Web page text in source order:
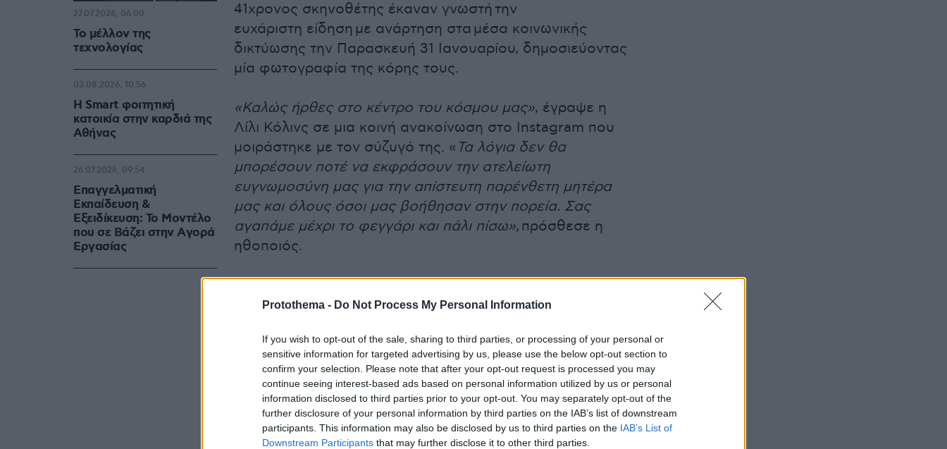
Protothema - Do Not Process My Personal Information
If you wish to opt-out of the sale, sharing to third parties, or processing of your personal or
sensitive information for targeted advertising by us, please use the below opt-out section to
confirm your selection. Please note that after your opt-out request is processed you may
continue seeing interest-based ads based on personal information utilized by us or personal
information disclosed to third parties prior to your opt-out. You may separately opt-out of the
further disclosure of your personal information by third parties on the IAB’s list of downstream
participants. This information may also be disclosed by us to third parties on the IAB’s List of
Downstream Participants that may further disclose it to other third parties.
41χρονος σκηνοθέτης έκαναν γνωστή την
ευχάριστη είδηση με ανάρτηση στα μέσα κοινωνικής
δικτύωσης την Παρασκευή 31 Ιανουαρίου, δημοσιεύοντας
μία φωτογραφία της κόρης τους.
«Καλώς ήρθες στο κέντρο του κόσμου μας», έγραψε η
Λίλι Κόλινς σε μια κοινή ανακοίνωση στο Instagram που
μοιράστηκε με τον σύζυγό της. « Τα λόγια δεν θα
μπορέσουν ποτέ να εκφράσουν την ατελείωτη
ευγνωμοσύνη μας για την απίστευτη παρένθετη μητέρα
μας και όλους όσοι μας βοήθησαν στην πορεία. Σας
αγαπάμε μέχρι το φεγγάρι και πάλι πίσω», πρόσθεσε η
ηθοποιός.
Το μέλλον της
τεχνολογίας
27.07.2026, 06:00
Η Smart φοιτητική
κατοικία στην καρδιά της
Αθήνας
03.08.2026, 10:56
Επαγγελματική
Εκπαίδευση &
Εξειδίκευση: Το Mοντέλο
που σε Bάζει στην Aγορά
Eργασίας
26.07.2026, 09:54